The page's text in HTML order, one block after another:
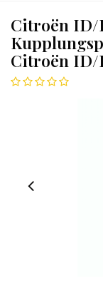
Citroën
Citroën ID/